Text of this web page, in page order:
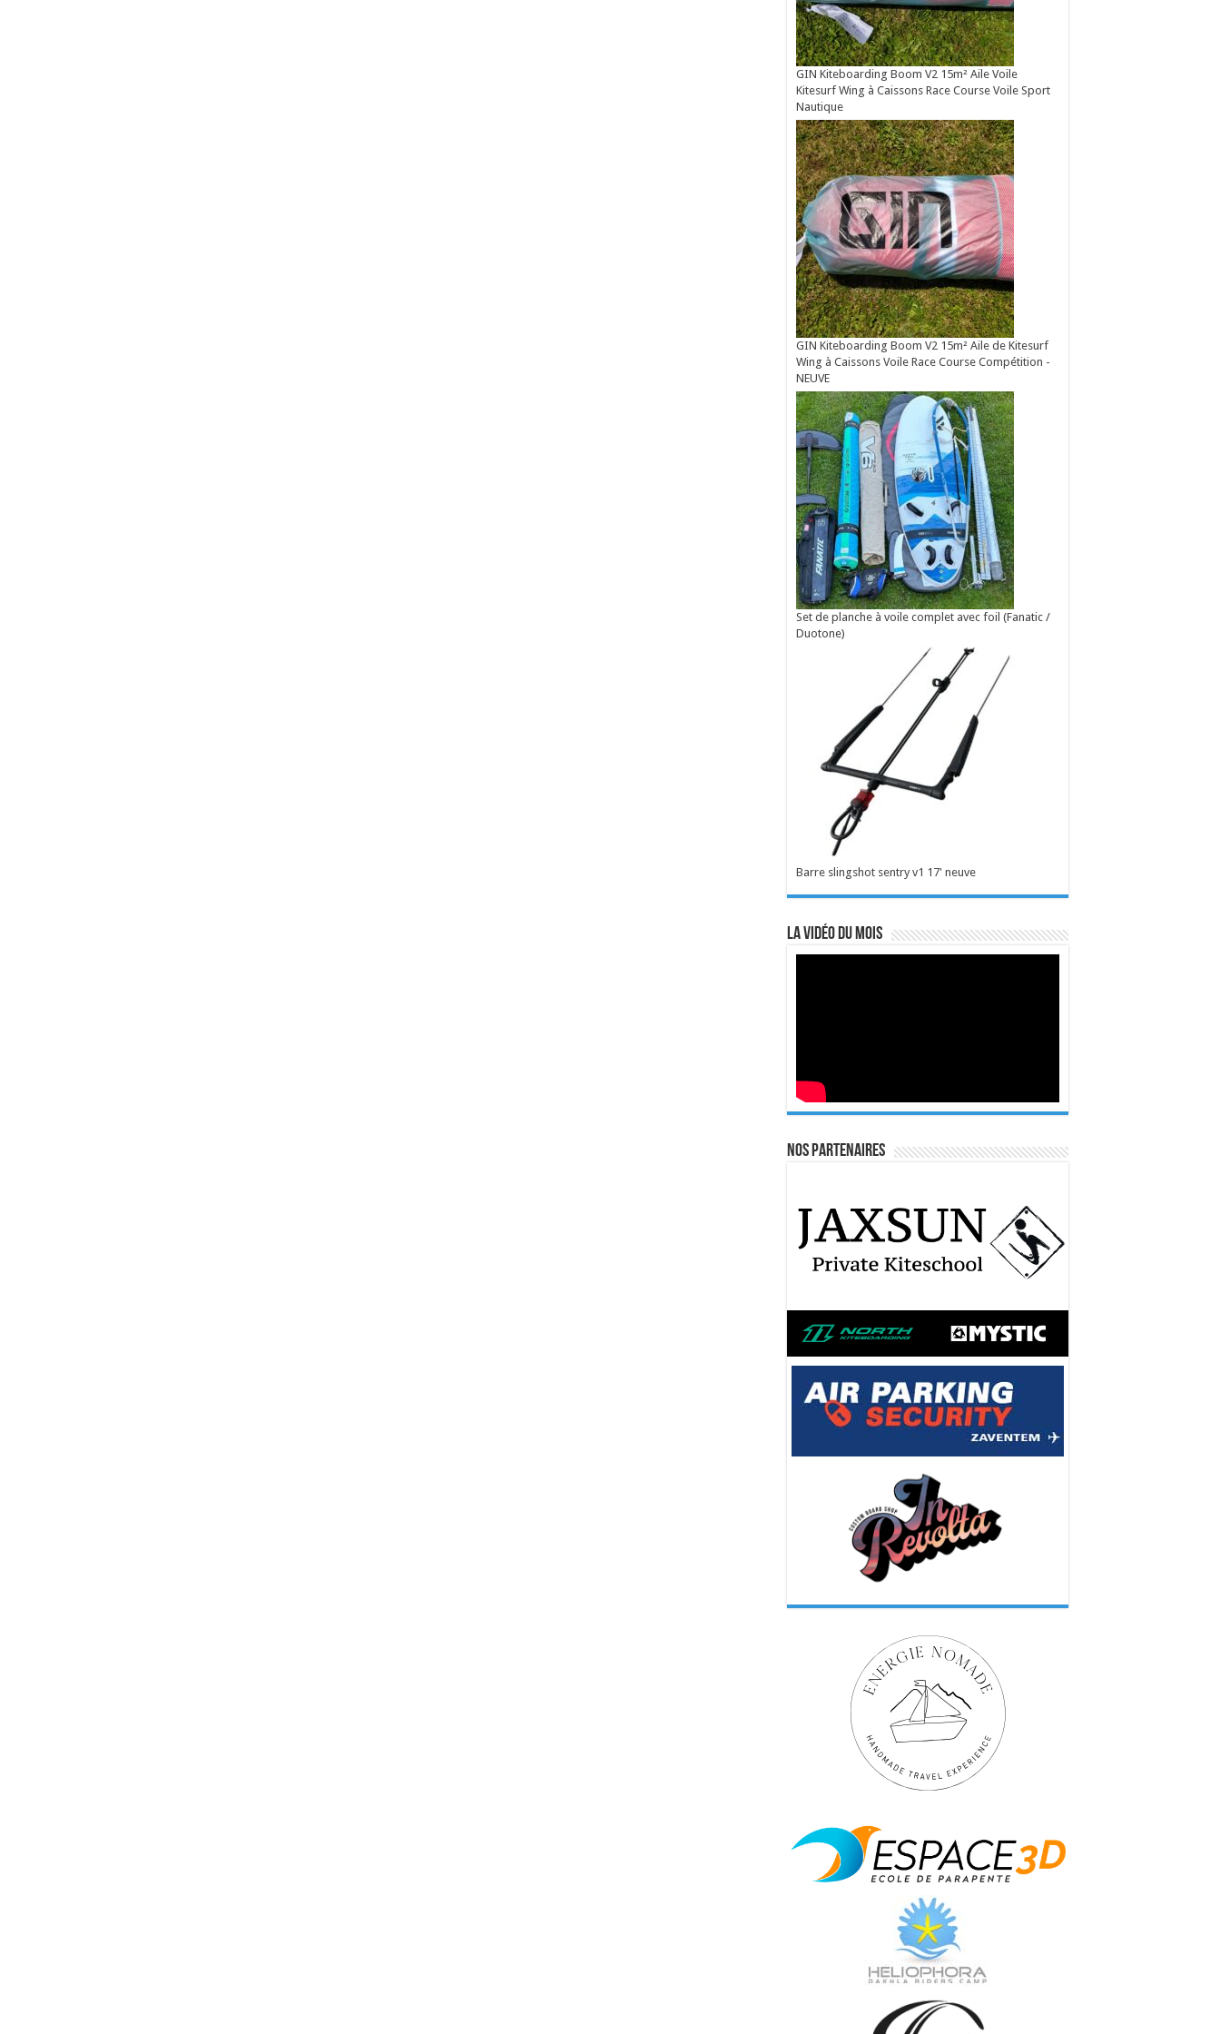
GIN Kiteboarding Boom V2 15m² Aile Voile
Kitesurf Wing à Caissons Race Course Voile Sport
Nautique
GIN Kiteboarding Boom V2 15m² Aile de Kitesurf
Wing à Caissons Voile Race Course Compétition -
NEUVE
Set de planche à voile complet avec foil (Fanatic /
Duotone)
Barre slingshot sentry v1 17' neuve
La vidéo du mois
Nos Partenaires